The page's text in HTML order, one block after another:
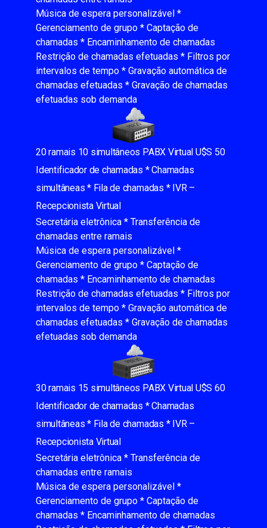
Música de espera personalizável *
Gerenciamento de grupo * Captação de
chamadas * Encaminhamento de chamadas
Restrição de chamadas efetuadas * Filtros por
intervalos de tempo * Gravação automática de
chamadas efetuadas * Gravação de chamadas
efetuadas sob demanda
20 ramais 10 simultâneos PABX Virtual U$S 50
Identificador de chamadas * Chamadas
simultâneas * Fila de chamadas * IVR –
Recepcionista Virtual
Secretária eletrônica * Transferência de
chamadas entre ramais
Música de espera personalizável *
Gerenciamento de grupo * Captação de
chamadas * Encaminhamento de chamadas
Restrição de chamadas efetuadas * Filtros por
intervalos de tempo * Gravação automática de
chamadas efetuadas * Gravação de chamadas
efetuadas sob demanda
30 ramais 15 simultâneos PABX Virtual U$S 60
Identificador de chamadas * Chamadas
simultâneas * Fila de chamadas * IVR –
Recepcionista Virtual
Secretária eletrônica * Transferência de
chamadas entre ramais
Música de espera personalizável *
Gerenciamento de grupo * Captação de
chamadas * Encaminhamento de chamadas